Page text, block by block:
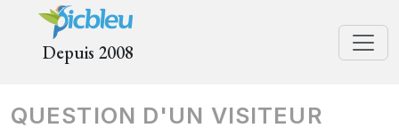
Depuis 2008
QUESTION D'UN VISITEUR